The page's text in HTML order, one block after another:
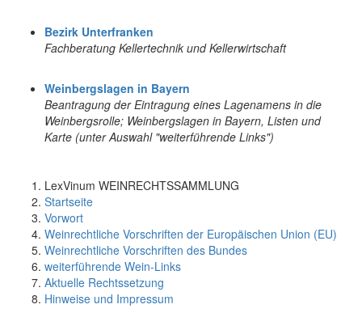
Bezirk Unterfranken
Fachberatung Kellertechnik und Kellerwirtschaft
Weinbergslagen in Bayern
Beantragung der Eintragung eines Lagenamens in die
Weinbergsrolle; Weinbergslagen in Bayern, Listen und
Karte (unter Auswahl "weiterführende Links")
LexVinum WEINRECHTSSAMMLUNG
Startseite
Vorwort
Weinrechtliche Vorschriften der Europäischen Union (EU)
Weinrechtliche Vorschriften des Bundes
weiterführende Wein-Links
Aktuelle Rechtssetzung
Hinweise und Impressum